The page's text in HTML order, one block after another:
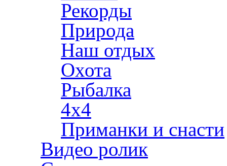
Рекорды
Природа
Наш отдых
Охота
Рыбалка
4х4
Приманки и снасти
Видео ролик